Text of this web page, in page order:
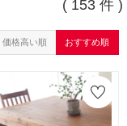
( 153 件 )
価格高い順 おすすめ順